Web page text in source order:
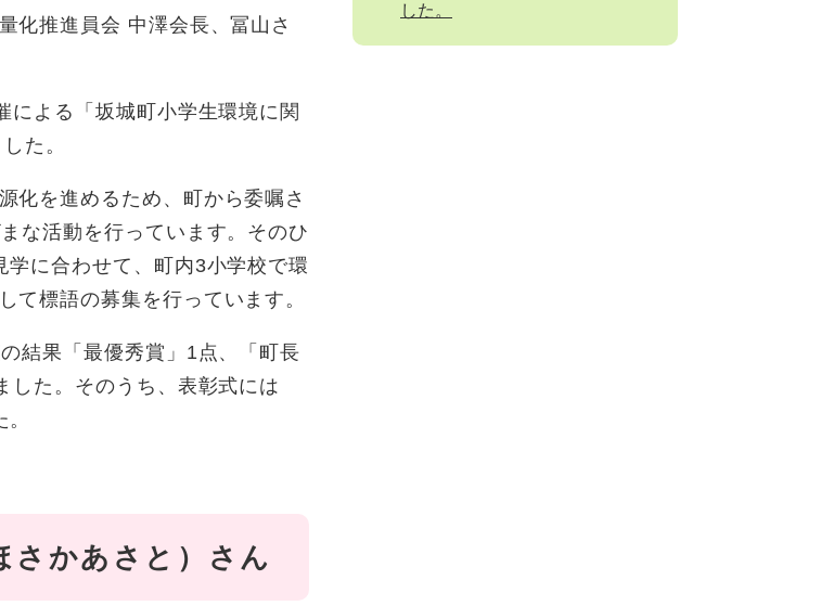
化推進員会 中澤会長、冨山さ
よる「坂城町小学生環境に関
た。
化を進めるため、町から委嘱さ
な活動を行っています。そのひ
に合わせて、町内3小学校で環
て標語の募集を行っています。
結果「最優秀賞」1点、「町長
した。そのうち、表彰式には
かあさと）さん
した。